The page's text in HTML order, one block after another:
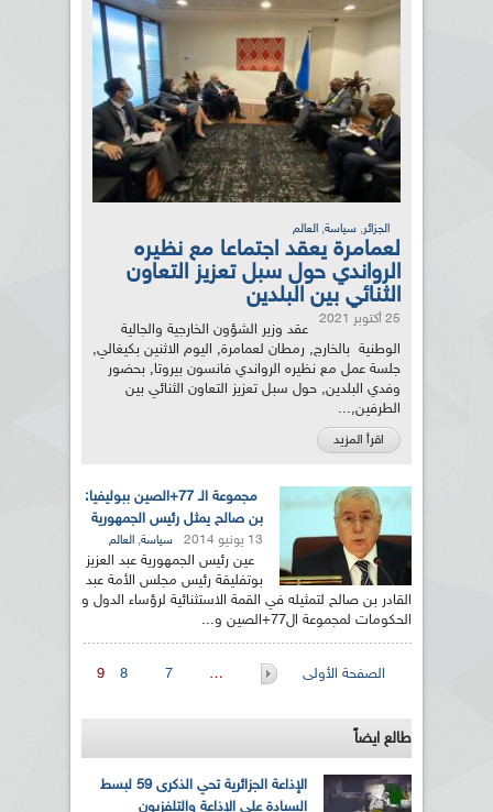
الجزائر, سياسة, العالم
لعمامرة يعقد اجتماعا مع نظيره
الرواندي حول سبل تعزيز التعاون
الثنائي بين البلدين
25 أكتوبر 2021
عقد وزير الشؤون الخارجية والجالية
الوطنية بالخارج, رمطان لعمامرة, اليوم الاثنين بكيغالي,
جلسة عمل مع نظيره الرواندي فانسون بيروتا, بحضور
وفدي البلدين, حول سبل تعزيز التعاون الثنائي بين
الطرفين,...
اقرأ المزيد
مجموعة الـ 77+الصين ببوليفيا:
بن صالح يمثل رئيس الجمهورية
13 يونيو 2014 سياسة, العالم
عين رئيس الجمهورية عبد العزيز
بوتفليقة رئيس مجلس الأمة عبد
القادر بن صالح لتمثيله في القمة الاستثنائية لرؤساء الدول و
الحكومات لمجموعة ال77+الصين و...
الصفحات
الصفحة الأولى …
7
8
9
طالع ايضاً
الإذاعة الجزائرية تحي الذكرى 59 لبسط
السيادة على الإذاعة والتلفزيون